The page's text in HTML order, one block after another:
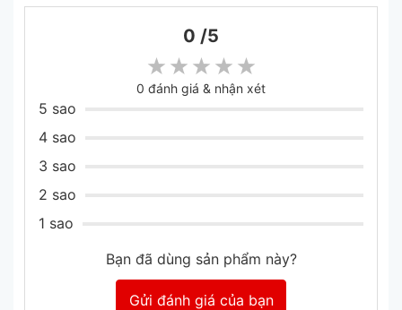
chân lông…như thật khác hẳn với chuẩn dây
HDMI khác chỉ hỗ trợ Side by Side hay Over
– Hỗ trợ tính năng
tận dụng tối đa các thiết bị trên nền Ethenet
– Vỏ ngoài mềm, bên trong có lớp nhôm
định trong mọi môi trường và dễ dàng thi
công, lắp đặt
– Thiết kế Lõi đồng nguyên chất giúp hình ảnh
0 /5
0 đánh giá & nhận xét
5 sao
4 sao
3 sao
2 sao
1 sao
Bạn đã dùng sản phẩm này?
Gửi đánh giá của bạn